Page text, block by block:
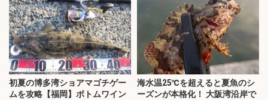
初夏の博多湾ショアマゴチゲー
ムを攻略【福岡】ボトムワイン
海水温25℃を超えると夏魚のシ
ーズンが本格化！ 大阪湾沿岸で